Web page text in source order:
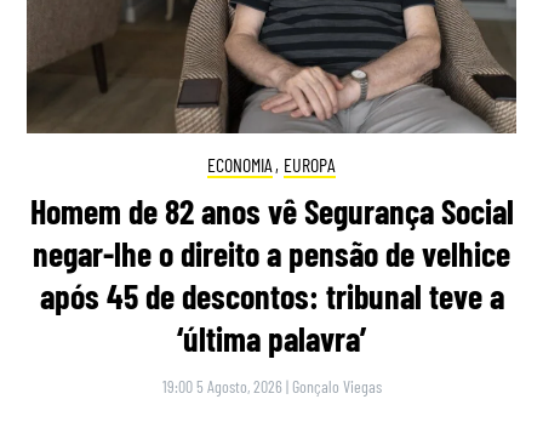
ECONOMIA , EUROPA
Homem de 82 anos vê Segurança Social
negar-lhe o direito a pensão de velhice
após 45 de descontos: tribunal teve a
‘última palavra’
19:00 5 Agosto, 2026 | Gonçalo Viegas